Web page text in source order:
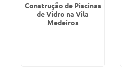
Construção de Piscinas
de Vidro na Vila
Medeiros